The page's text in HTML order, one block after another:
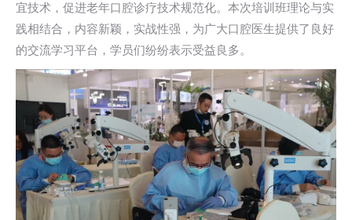
宜技术，促进老年口腔诊疗技术规范化。本次培训班理论与实
践相结合，内容新颖，实战性强，为广大口腔医生提供了良好
的交流学习平台，学员们纷纷表示受益良多。